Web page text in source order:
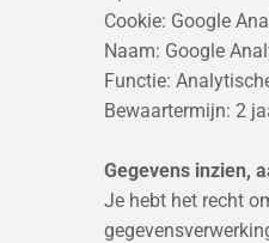
Cookie: Google
Naam: Google
Functie:
Bewaartermijn: 2
Gegevens inzien,
Je hebt het recht